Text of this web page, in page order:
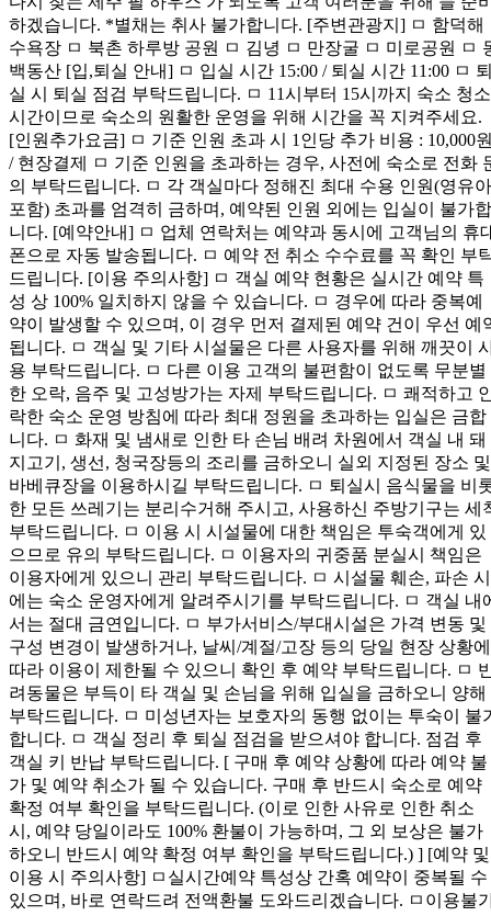
하겠습니다. *별채는 취사 불가합니다. [주변관광지] ㅁ 함덕해
수욕장 ㅁ 북촌 하루방 공원 ㅁ 김녕 ㅁ 만장굴 ㅁ 미로공원 ㅁ
백동산 [입,퇴실 안내] ㅁ 입실 시간 15:00 / 퇴실 시간 11:00 ㅁ
실 시 퇴실 점검 부탁드립니다. ㅁ 11시부터 15시까지 숙소 청소
시간이므로 숙소의 원활한 운영을 위해 시간을 꼭 지켜주세요.
[인원추가요금] ㅁ 기준 인원 초과 시 1인당 추가 비용 : 10,000
/ 현장결제 ㅁ 기준 인원을 초과하는 경우, 사전에 숙소로 전화
의 부탁드립니다. ㅁ 각 객실마다 정해진 최대 수용 인원(영유아
포함) 초과를 엄격히 금하며, 예약된 인원 외에는 입실이 불가합
니다. [예약안내] ㅁ 업체 연락처는 예약과 동시에 고객님의 휴
폰으로 자동 발송됩니다. ㅁ 예약 전 취소 수수료를 꼭 확인 부
드립니다. [이용 주의사항] ㅁ 객실 예약 현황은 실시간 예약 특
성 상 100% 일치하지 않을 수 있습니다. ㅁ 경우에 따라 중복예
약이 발생할 수 있으며, 이 경우 먼저 결제된 예약 건이 우선 예
됩니다. ㅁ 객실 및 기타 시설물은 다른 사용자를 위해 깨끗이
용 부탁드립니다. ㅁ 다른 이용 고객의 불편함이 없도록 무분별
한 오락, 음주 및 고성방가는 자제 부탁드립니다. ㅁ 쾌적하고
락한 숙소 운영 방침에 따라 최대 정원을 초과하는 입실은 금합
니다. ㅁ 화재 및 냄새로 인한 타 손님 배려 차원에서 객실 내 돼
지고기, 생선, 청국장등의 조리를 금하오니 실외 지정된 장소 및
바베큐장을 이용하시길 부탁드립니다. ㅁ 퇴실시 음식물을 비
한 모든 쓰레기는 분리수거해 주시고, 사용하신 주방기구는 세
부탁드립니다. ㅁ 이용 시 시설물에 대한 책임은 투숙객에게 있
으므로 유의 부탁드립니다. ㅁ 이용자의 귀중품 분실시 책임은
이용자에게 있으니 관리 부탁드립니다. ㅁ 시설물 훼손, 파손 시
에는 숙소 운영자에게 알려주시기를 부탁드립니다. ㅁ 객실 내
서는 절대 금연입니다. ㅁ 부가서비스/부대시설은 가격 변동 및
구성 변경이 발생하거나, 날씨/계절/고장 등의 당일 현장 상황에
따라 이용이 제한될 수 있으니 확인 후 예약 부탁드립니다. ㅁ
려동물은 부득이 타 객실 및 손님을 위해 입실을 금하오니 양해
부탁드립니다. ㅁ 미성년자는 보호자의 동행 없이는 투숙이 불
합니다. ㅁ 객실 정리 후 퇴실 점검을 받으셔야 합니다. 점검 후
객실 키 반납 부탁드립니다. [ 구매 후 예약 상황에 따라 예약 불
가 및 예약 취소가 될 수 있습니다. 구매 후 반드시 숙소로 예약
확정 여부 확인을 부탁드립니다. (이로 인한 사유로 인한 취소
시, 예약 당일이라도 100% 환불이 가능하며, 그 외 보상은 불가
하오니 반드시 예약 확정 여부 확인을 부탁드립니다.) ] [예약 및
이용 시 주의사항] ㅁ실시간예약 특성상 간혹 예약이 중복될 수
있으며, 바로 연락드려 전액환불 도와드리겠습니다. ㅁ이용불